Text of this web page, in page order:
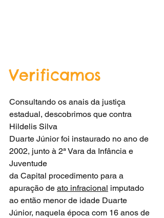
Verificamos
Consultando os anais da justiça
estadual, descobrimos que contra
Hildelis Silva
Duarte Júnior foi instaurado no ano de
2002, junto à 2ª Vara da Infância e
Juventude
da Capital procedimento para a
apuração de ato infracional imputado
ao então menor de idade Duarte
Júnior, naquela época com 16 anos de